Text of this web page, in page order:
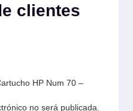
clientes
HP Num 70 –
no será publicada.